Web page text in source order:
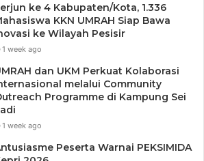
ke 4 Kabupaten/Kota, 1.336
KKN UMRAH Siap Bawa
ke Wilayah Pesisir
1 week ago
dan UKM Perkuat Kolaborasi
melalui Community
Programme di Kampung Sei
1 week ago
Peserta Warnai PEKSIMIDA